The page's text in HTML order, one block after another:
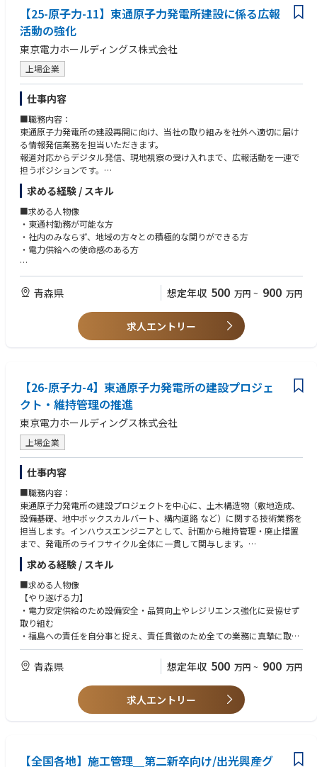
・ご経験に応じて裁量の範囲やリード領域を調整しながら、段階的に独り
立ちを支援します
☆★☆ エナーバンクってどんな会社？ ☆★☆
2018年創業以来、電力需要家目線でのエネルギー調達の最適化を推進する
スタートアップです。
主力プロダクトである法人向け電力リバースオークション『エネオク』を
はじめ、環境価値取引サービス『グリーンチケット』や、太陽光発電設備
導入のシステム選定支援サービス『ソラレコ』を開発しています。テクノ
ロジーとコンサルティングを組み合わせた独自のソリューション提供が特
徴です。
エネオクの取扱総額も1300億円を突破するほどの急成長を遂げています。
エネルギーはすべての産業の潤滑油です。今後の成長分野である通信やI
T、AI、EVによる自動運転交通インフラや古くから社会を支えている製造
業などの根底には必ずエネルギーの存在があります。
エネルギーをあらゆる産業のプラットフォームとして正しく選択できるこ
とが、産業の競争力や事業の持続可能性のカギとなります。
脱炭素という世界同時進行の潮流は、石炭・石油からの脱却、そして再生
可能エネルギーへのシフトであり、社会的・経済的にも止めることのでき
ない大変革の時代です。
この変化の先に実現する未来を前倒しするのが、エナーバンクの役割で
す。
エナーバンクは、電力の選択という複雑性が高く非対称性の大きい環境に
おいて、透明性の高い情報を提供しすべての需要家の未来への意思決定を
加速させることで、無駄なエネルギーのない世界を実現していきます。わ
事業を大きく創る上では、極限まで需要家の目線でサービス設計をするこ
とが重要です。エネルギー領域の専門家として、エネルギー関連のトレン
ドを見ながら需要家ニーズをマッチングさせるコンサルティング能力と、
最新のテクノロジーを組み合わせて効率的に解決していきます。
一緒に脱炭素社会を実現していきましょう！
⑤ 緊急・重要対応
・緊急時・社会的関心事案における行政・地域対応および社内連携
■職責：
本ポジションは、単なる実務担当ではなく、東通村における東京電力
の“地域との関係性”を現地で担保するうえで、中核的役割を担い、
「この人が窓口なら安心」と思われる存在になることを期待しています。
～具体的には～
・行政・地域との信頼関係構築に関する責任
・東通村役場、青森県をはじめとする行政機関との継続的・安定的な関係
維持、向上
・原子力発電所建設再開に向けた地域・行政対応の推進
・社内調整・情報集約のハブ機能
・地方創生・地域振興施策の企画・実装
■魅力、面白み：
地域の未来と日本のエネルギー政策の両方に関われる、極めて社会的意義
の高い仕事です。
原子力発電所建設再開というテーマは決して簡単ではありませんが、地域
このポジションで得られる価値
地域と国家的テーマの両方に関わるスケールの大きな業務
原子力×地方創生×合意形成という希少性の高い経験
行政対応や地域対応は裏方に見られがちですが、地域の課題を自分の言葉
で整理し、関係者に投げかけながら形にしていくそのプロセスこそが、地
方創生の最前線です。また本ポジションでは、短期的なKPIや売上ではな
く、「信頼」を積み上げていく成果が求められます。
「あの人なら話を聞こう」と思ってもらえる関係性は、数年後に大きな事
業推進力として活きてきます。
東通村という地域に深く関わり、「この土地で働いた意味」が一生残る仕
■キャリアパス：以下のようなキャリアパスを想定しています。
短期（1〜3年）：東通村における行政対応や地域対応の実務を通じて、地
域住民・自治体・関係団体との関係構築や調整業務を経験いただきます。
建設再開に向けた各種取り組みや、地域共生・地方創生施策にも関与しな
がら、業務の基礎を習得いただくことを想定しています。
中期（3〜5年）：行政や地域との重要な協議・調整業務を担い、合意形成
や課題解決を主体的に推進いただきます。地域共生・地方創生分野におい
ても中核人材として関与し、より広い視点で事業と地域の両立に貢献いた
だくことを想定しています。
長期（5年以上）：地域共生・地方創生に関する専門性を高めながら、原
子力・エネルギー政策に関わる企画業務や、本社の政策連携・広報・渉外
部門などでご活躍いただくことを想定しています。また、他地域拠点にお
ける中核人材としての展開など、多様なキャリアの広がりがあります。
■配属先部署、雰囲気：
年代別人数構成：40代3名、30代1名
チーム別人数構成：１チーム（4名）
・東日本大震災後に原子力発電所を建設し、その地域で新しい共生の取り
・地方創生・官民連携・地域振興施策の企画運営経験
・コンサル／メーカー／ゼネコン／インフラ企業等での公共案件の調整業
務経験
～知識・技能～
・地域の声に真摯に向き合い、長期的な信頼関係を築ける方（コミュニケ
ーション能力に長けた方）
～資格～
・基本的なPCスキル（Word／Excel／PowerPoint）
【25-原子力-11】東通原子力発電所建設に係る広報
活動の強化
東京電力ホールディングス株式会社
上場企業
仕事内容
■職務内容：
東通原子力発電所の建設再開に向け、当社の取り組みを社外へ適切に届け
る情報発信業務を担当いただきます。
報道対応からデジタル発信、現地視察の受け入れまで、広報活動を一連で
担うポジションです。
～具体的には～
・報道対応：公表資料の作成、問い合わせ対応、記者会見や取材調整など
一連の対応（数件程度／月）
・ホームページ・SNS運用：会社の取り組みや地域活動を継続的に発信
し、認知向上を図る（数件程度／週）
・サイト視察対応：原子力関連団体などへの現場案内に向けた準備・調
整・対応（数件程度／月）
伝えることで、情報発信の質と信頼性の向上につなげていく役割です。
本ポジションでは、報道対応やホームページ・SNSでの情報発信、視察対
応といった広報業務について、単なる作業として進めるのではなく、
す。また、経験に応じてチーム内での支援や牽引も期待されます。
～具体的には～
・HPやSNSなどの発信手段について、内容や進め方を検討しながら一連の
業務を主体的に推進
・地域の関係者との対話や接点を通じて、当社への理解と信頼の醸成につ
なげる
・東通村や事業の魅力について、適切に整理し社内外へ伝達
個別業務の遂行に加え、周囲と連携しながら全体最適の視点で業務を前に
進めていくことが期待されるポジションです。
■魅力、面白み：
青森県は、原子力発電所、使用済燃料中間貯蔵施設、使用済燃料再処理施
設など、原子燃料サイクル事業の多くの機能を担っており、日本のエネル
られているのは、地元の方々のご理解があってこそです。そのため、事業
への理解を深めていただくための活動は重要な役割を担っており、私たち
の仕事が日本のエネルギー基盤を支えていると言っても過言ではありませ
ん。また、報道発表などの情報発信は当社の経営にも大きく関わるもので
あり、社内の各部門との調整が不可欠です。こうした業務を通じて、幅広
い部署との関係性を築ける点も特長の一つです。これらの経験を重ねるこ
とで、「調整力」「表現力」「地元目線」といった力を実務の中で身につ
短期（１年~３年）：東通原子力発電所の建設再開に向けて、主にホーム
ページやSNSを中心とした情報発信業務を担当していただきます。あわせ
道対応の基礎についても学んでいただきます。
求める経験 / スキル
■求める人物像
・東通村勤務が可能な方
・社内のみならず、地域の方々との積極的な関りができる方
・電力供給への使命感のある方
■必須要件
～ご経験～
・企業ＨＰの作成、運用経験あり
・ＳＮＳの管理、運用経験あり
■歓迎要件
～ご経験～
HP、SNSの運用経験に加え、年齢や地域などカテゴリーごとにターゲット
を想定した効果的な情報発信を実施するノウハウを有している方
～知識・技能～
企業広報に携わった経験のある方
青森県 想定年収 500 万円 ~ 900 万円
求人エントリー
【26-原子力-4】東通原子力発電所の建設プロジェ
クト・維持管理の推進
東京電力ホールディングス株式会社
上場企業
仕事内容
■職務内容：
東通原子力発電所の建設プロジェクトを中心に、土木構造物（敷地造成、
設備基礎、地中ボックスカルバート、構内道路 など）に関する技術業務を
担当します。インハウスエンジニアとして、計画から維持管理・廃止措置
まで、発電所のライフサイクル全体に一貫して関与します。
～具体的には～
・地盤調査および既設構造物の健全性調査に関する計画立案、調査実施、
調査結果の整理・評価
・敷地造成、設備基礎、地中ボックスカルバート、構内道路に関する施工
計画の検討、構造設計および耐震設計
・積算資料および発注仕様書の作成など、工事発注に向けた各種資料整備
・工事における施工状況の確認および、品質・工程・安全に関する技術的
・既設構造物の点検結果の評価および、それに基づく補修・対策計画の立
案
・廃止措置（解体・撤去）に関する調査、計画立案、設計および工事監理
各工程を個別に担うのではなく、プロジェクトの進行に応じて一連の流れ
として関与し、土木構造物を総合的に捉えながら業務を推進していきま
本ポジションでは、土木分野の知見を活かし、建設プロジェクトおよび既
求める経験 / スキル
■求める人物像
【やり遂げる力】
・電力安定供給のため設備安全・品質向上やレジリエンス強化に妥協せず
取り組む
・福島への責任を自分事と捉え、責任貫徹のため全ての業務に真摯に取り
組む
・飽くなきカイゼン・DX推進等で生産性を高め続け競争を勝ち抜く
・安全を追求し続け社会からの信頼を獲得する
【変革・チャレンジ精神】
・環境変化（カーボンニュートラルの潮流、燃料・電力市場価格高騰、人
青森県 想定年収 500 万円 ~ 900 万円
求人エントリー
【全国各地】施工管理＿第二新卒向け/出光興産グ